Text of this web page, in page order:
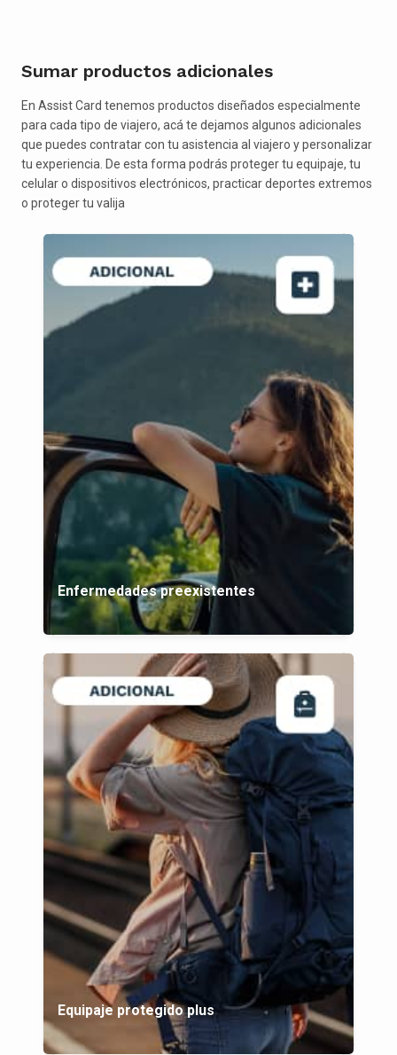
Sumar productos adicionales
En Assist Card tenemos productos diseñados especialmente
para cada tipo de viajero, acá te dejamos algunos adicionales
que puedes contratar con tu asistencia al viajero y personalizar
tu experiencia. De esta forma podrás proteger tu equipaje, tu
celular o dispositivos electrónicos, practicar deportes extremos
o proteger tu valija
Enfermedades preexistentes
Equipaje protegido plus